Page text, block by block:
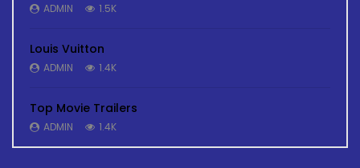
ADMIN 1.5K
Louis Vuitton
ADMIN 1.4K
Top Movie Trailers
ADMIN 1.4K